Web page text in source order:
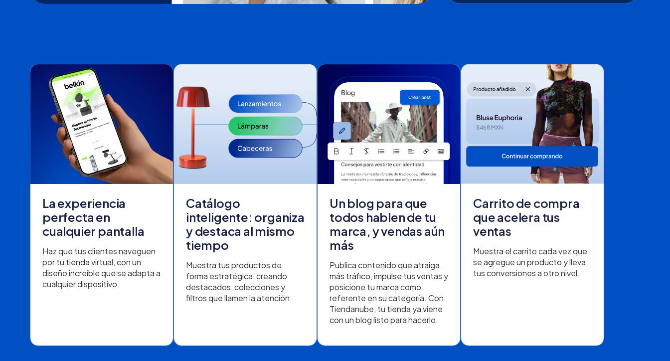
La experiencia
perfecta en
cualquier pantalla
Haz que tus clientes naveguen
por tu tienda virtual,con un
diseño increíble que se adapta a
cualquier dispositivo.
Catálogo
inteligente: organiza
y destaca al mismo
tiempo
Muestra tus productos de
forma estratégica, creando
destacados, colecciones y
filtros que llamen la atención.
Un blog para que
todos hablen de tu
marca, y vendas aún
más
Publica contenido que atraiga
más tráfico, impulse tus ventas y
posicione tu marca como
referente en su categoría. Con
Tiendanube, tu tienda ya viene
con un blog listo para hacerlo.
Carrito de compra
que acelera tus
ventas
Muestra el carrito cada vez que
se agregue un producto y lleva
tus conversiones a otro nivel.